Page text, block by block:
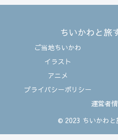
ちいかわと旅
ご当地ちいかわ
イラスト
アニメ
プライバシーポリシー
運営者
© 2023 ちいかわと